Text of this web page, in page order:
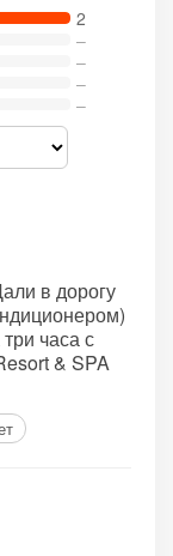
2
–
–
–
–
в дорогу
часа с
& SPA